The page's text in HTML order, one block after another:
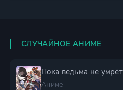
СЛУЧАЙНОЕ АНИМЕ
Пока ведьма не умрёт
Аниме